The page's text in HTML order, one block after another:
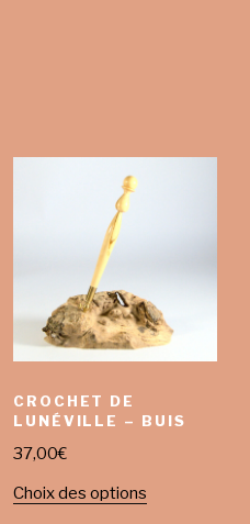
CROCHET DE
LUNÉVILLE – BUIS
37,00€
Choix des options